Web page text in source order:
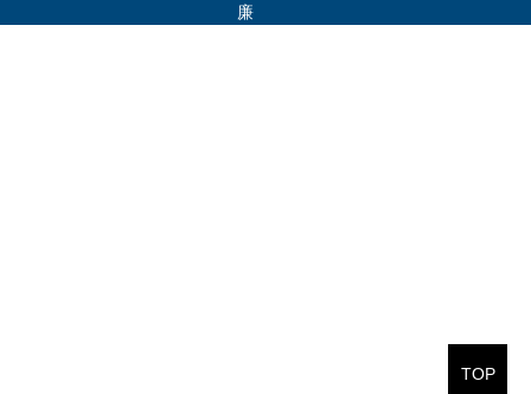
TOP
学
系
公
院
科
廉